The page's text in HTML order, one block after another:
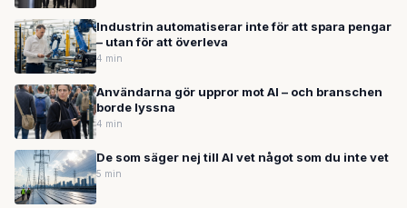
Industrin automatiserar inte för att spara pengar
– utan för att överleva
4 min
Användarna gör uppror mot AI – och branschen
borde lyssna
4 min
De som säger nej till AI vet något som du inte vet
5 min